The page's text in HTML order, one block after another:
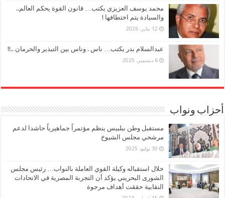
محمد يوسف العزيزي يكتب… قانون القوة يحكم العالم..
والسيادة يتم اختطافها !
12 يناير، 2026
عبدالسلام بدر يكتب… ناس . وناس بين التبذير والحرمان ..!!
6 ديسمبر، 2025
أحزاب ونواب
مستقبل وطن ببلبيس ينظم مؤتمراً جماهيرياً حاشدا لدعم
مرشحي مجلس الشيوخ
30 يوليو، 2025
خلال استقباله وكيلة القوي العاملة بالنواب… رئيس مجلس
الشورى البحريني يؤكد أن التجربة المصرية في الاتحادات
النقابية حققت أهداف مرجوة